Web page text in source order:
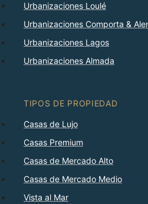
Urbanizaciones Loulé
Urbanizaciones Comporta &
Urbanizaciones Lagos
Urbanizaciones Almada
TIPOS DE PROPIEDAD
Casas de Lujo
Casas Premium
Casas de Mercado Alto
Casas de Mercado Medio
Vista al Mar